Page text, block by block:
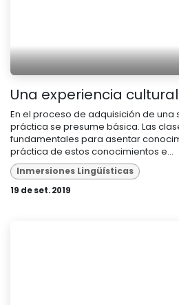
Una experiencia
En el proceso de adquisición de una
práctica se presume básica. Las
fundamentales para asentar
práctica de estos conocimientos e...
Inmersiones Lingüísticas
19 de set. 2019